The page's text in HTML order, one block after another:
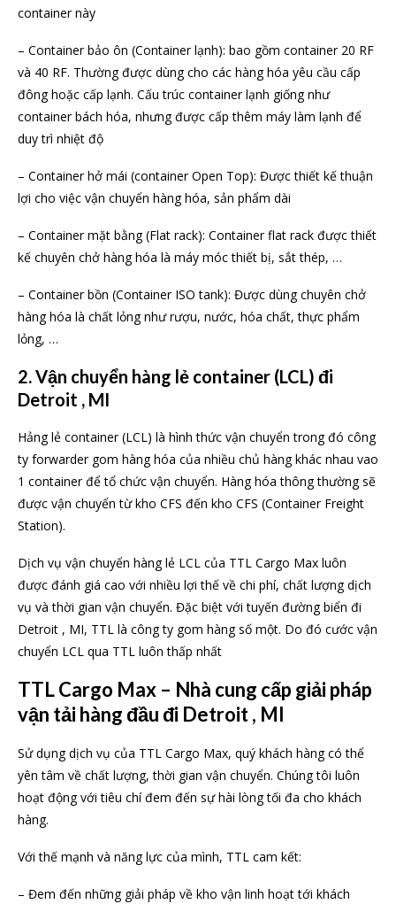
container này
– Container bảo ôn (Container lạnh): bao gồm container 20 RF
và 40 RF. Thường được dùng cho các hàng hóa yêu cầu cấp
đông hoặc cấp lạnh. Cấu trúc container lạnh giống như
container bách hóa, nhưng được cấp thêm máy làm lạnh để
duy trì nhiệt độ
– Container hở mái (container Open Top): Được thiết kế thuận
lợi cho việc vận chuyển hàng hóa, sản phẩm dài
– Container mặt bằng (Flat rack): Container flat rack được thiết
kế chuyên chở hàng hóa là máy móc thiết bị, sắt thép, …
– Container bồn (Container ISO tank): Được dùng chuyên chở
hàng hóa là chất lỏng như rượu, nước, hóa chất, thực phẩm
lỏng, …
2. Vận chuyển hàng lẻ container (LCL) đi
Detroit , MI
Hảng lẻ container (LCL) là hình thức vận chuyển trong đó công
ty forwarder gom hàng hóa của nhiều chủ hàng khác nhau vao
1 container để tổ chức vận chuyển. Hàng hóa thông thường sẽ
được vận chuyển từ kho CFS đến kho CFS (Container Freight
Station).
Dịch vụ vận chuyển hàng lẻ LCL của TTL Cargo Max luôn
được đánh giá cao với nhiều lợi thế về chi phí, chất lượng dịch
vụ và thời gian vận chuyển. Đặc biệt với tuyến đường biển đi
Detroit , MI, TTL là công ty gom hàng số một. Do đó cước vận
chuyển LCL qua TTL luôn thấp nhất
TTL Cargo Max – Nhà cung cấp giải pháp
vận tải hàng đầu đi Detroit , MI
Sử dụng dịch vụ của TTL Cargo Max, quý khách hàng có thể
yên tâm về chất lượng, thời gian vận chuyển. Chúng tôi luôn
hoạt động với tiêu chí đem đến sự hài lòng tối đa cho khách
hàng.
Với thế mạnh và năng lực của mình, TTL cam kết:
– Đem đến những giải pháp về kho vận linh hoạt tới khách